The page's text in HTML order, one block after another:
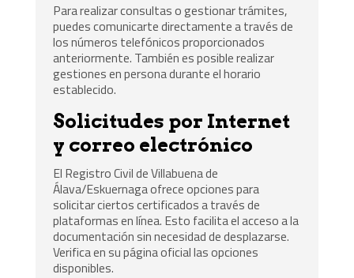
Para realizar consultas o gestionar trámites,
puedes comunicarte directamente a través de
los números telefónicos proporcionados
anteriormente. También es posible realizar
gestiones en persona durante el horario
establecido.
Solicitudes por Internet
y correo electrónico
El Registro Civil de Villabuena de
Álava/Eskuernaga ofrece opciones para
solicitar ciertos certificados a través de
plataformas en línea. Esto facilita el acceso a la
documentación sin necesidad de desplazarse.
Verifica en su página oficial las opciones
disponibles.